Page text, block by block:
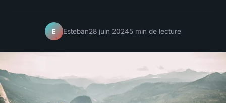
E Esteban28 juin 20245 min de lecture